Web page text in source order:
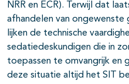
NRR en ECR). Terwijl dat
afhandelen van ongewenste
lijken de technische
sedatiedeskundigen die in
toepassen te omvangrijk en
deze situatie altijd het SIT